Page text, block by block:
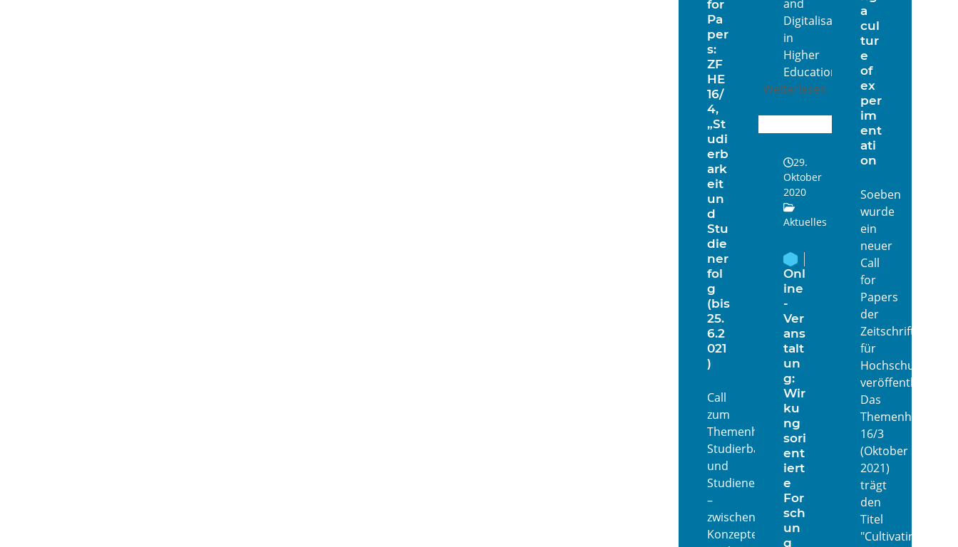
and
Digitalisation
in
Higher
Education"…
Weiterlesen
for
Pa
per
s:
ZF
HE
16/
4,
„St
udi
erb
ark
eit
un
d
Stu
die
ner
fol
g
(bis
25.
6.2
021
)
Call
zum
Themenheft:
Studierbarkeit
und
Studienerfolg
–
zwischen
Konzepten,
29.
Oktober
2020
Aktuelles
Onl
ine
-
Ver
ans
talt
un
g:
Wir
ku
ng
sori
ent
iert
e
For
sch
un
g
a
cul
tur
e
of
ex
per
im
ent
ati
on
Soeben
wurde
ein
neuer
Call
for
Papers
der
Zeitschrift
für
veröffentlicht:
Das
Themenheft
16/3
(Oktober
2021)
trägt
den
Titel
"Cultivating